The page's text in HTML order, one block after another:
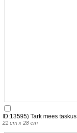
ID:13595) Tark mees taskus
21 cm x 28 cm